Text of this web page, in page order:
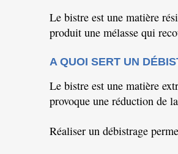
Le bistre est une matière
produit une mélasse qui
A QUOI SERT UN
Le bistre est une matière
provoque une réduction de
Réaliser un débistrage